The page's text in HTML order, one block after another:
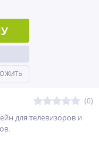
(0)
для телевизоров и